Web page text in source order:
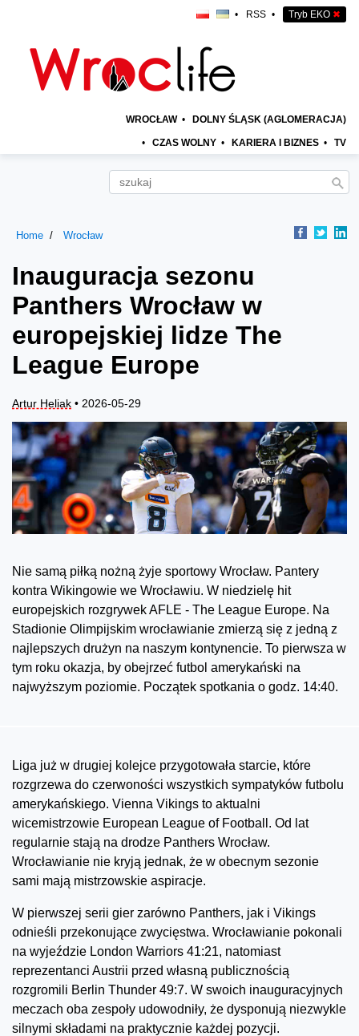
• RSS • Tryb EKO ✖
WROCŁAW • DOLNY ŚLĄSK (AGLOMERACJA)
• CZAS WOLNY • KARIERA I BIZNES • TV
Home Wrocław
Inauguracja sezonu
Panthers Wrocław w
europejskiej lidze The
League Europe
Artur Heliak • 2026-05-29
Nie samą piłką nożną żyje sportowy Wrocław. Pantery
kontra Wikingowie we Wrocławiu. W niedzielę hit
europejskich rozgrywek AFLE - The League Europe. Na
Stadionie Olimpijskim wrocławianie zmierzą się z jedną z
najlepszych drużyn na naszym kontynencie. To pierwsza w
tym roku okazja, by obejrzeć futbol amerykański na
najwyższym poziomie. Początek spotkania o godz. 14:40.
Liga już w drugiej kolejce przygotowała starcie, które
rozgrzewa do czerwoności wszystkich sympatyków futbolu
amerykańskiego. Vienna Vikings to aktualni
wicemistrzowie European League of Football. Od lat
regularnie stają na drodze Panthers Wrocław.
Wrocławianie nie kryją jednak, że w obecnym sezonie
sami mają mistrzowskie aspiracje.
W pierwszej serii gier zarówno Panthers, jak i Vikings
odnieśli przekonujące zwycięstwa. Wrocławianie pokonali
na wyjeździe London Warriors 41:21, natomiast
reprezentanci Austrii przed własną publicznością
rozgromili Berlin Thunder 49:7. W swoich inauguracyjnych
meczach oba zespoły udowodniły, że dysponują niezwykle
silnymi składami na praktycznie każdej pozycji.